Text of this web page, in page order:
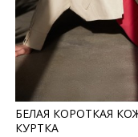
БЕЛАЯ КОРОТКАЯ
КУРТКА